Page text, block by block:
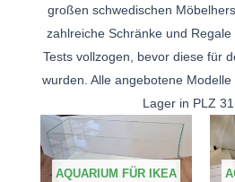
großen schwedischen
zahlreiche Schränke und
Tests vollzogen, bevor diese für
wurden. Alle angebotene
Lager in PLZ
AQUARIUM FÜR IKEA